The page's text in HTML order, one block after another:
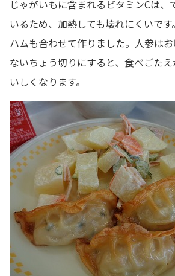
じゃがいもに含まれるビタミンCは、
いるため、加熱しても壊れにくいで
ハムも合わせて作りました。人参は
ないちょう切りにすると、食べごた
いしくなります。